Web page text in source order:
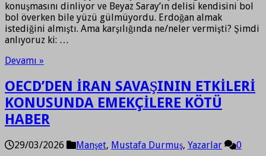
konuşmasını dinliyor ve Beyaz Saray’ın delisi kendisini bol
bol överken bile yüzü gülmüyordu. Erdoğan almak
istediğini almıştı. Ama karşılığında ne/neler vermişti? Şimdi
anlıyoruz ki: …
Devamı »
OECD’DEN İRAN SAVAŞININ ETKİLERİ
KONUSUNDA EMEKÇİLERE KÖTÜ
HABER
29/03/2026 Manşet, Mustafa Durmuş, Yazarlar 0